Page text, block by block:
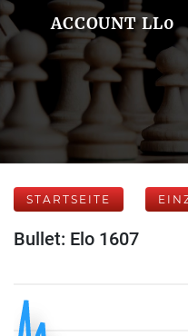
ACCOUNT LL0
STARTSEITE
Bullet: Elo 1607